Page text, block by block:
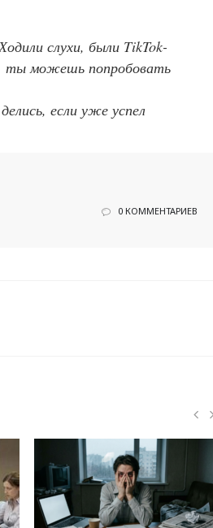
слухи, были TikTok-
ты можешь попробовать
если уже успел
0 КОММЕНТАРИЕВ